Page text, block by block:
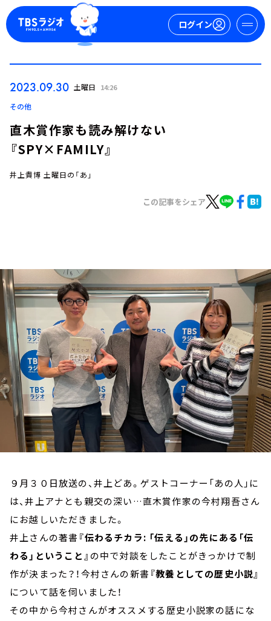
ログイン
お知らせ
イベント・グッズ
YouTube
会社情報
2023.09.30 土曜日 14:26
その他
直木賞作家も読み解けない
『SPY×FAMILY』
井上貴博 土曜日の「あ」
この記事をシェア
９月３０日放送の、井上どあ。ゲストコーナー「あの人」に
は、井上アナとも親交の深い…直木賞作家の今村翔吾さん
にお越しいただきました。
井上さんの著書 『伝わるチカラ: 「伝える」の先にある「伝
わる」ということ』 の中で対談をしたことがきっかけで制
作が決まった？！今村さんの新書 『教養としての歴史小説』
について話を伺いました！
その中から今村さんがオススメする歴史小説家の話にな